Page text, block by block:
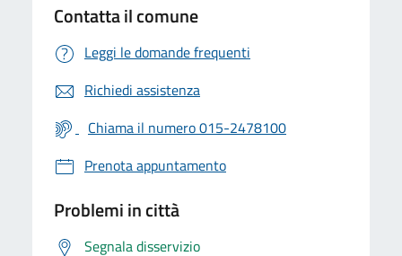
Contatta il comune
Leggi le domande frequenti
Richiedi assistenza
Chiama il numero 015-2478100
Prenota appuntamento
Problemi in città
Segnala disservizio